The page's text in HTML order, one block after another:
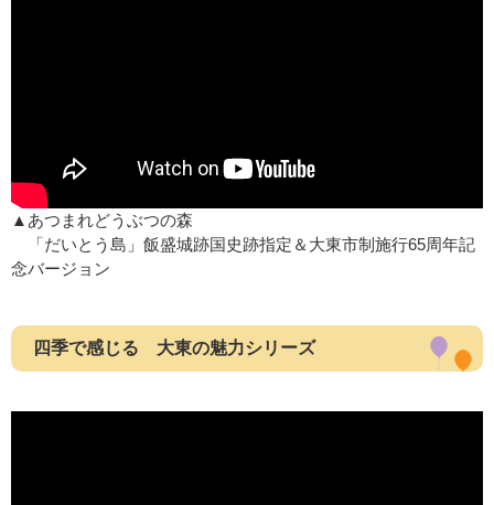
▲あつまれどうぶつの森
「だいとう島」飯盛城跡国史跡指定＆大東市制施行65周年記
念バージョン
四季で感じる 大東の魅力シリーズ